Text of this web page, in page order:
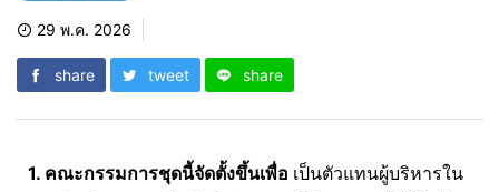
29 พ.ค. 2026
share tweet share
1. คณะกรรมการชุดนี้จัดตั้งขึ้นเพื่อ เป็นตัวแทนผู้บริหารใน